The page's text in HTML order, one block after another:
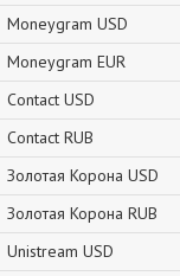
Moneygram USD
Moneygram EUR
Contact USD
Contact RUB
Золотая Корона USD
Золотая Корона RUB
Unistream USD